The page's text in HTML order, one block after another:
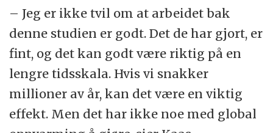
– Jeg er ikke tvil om at arbeidet bak
denne studien er godt. Det de har gjort, er
fint, og det kan godt være riktig på en
lengre tidsskala. Hvis vi snakker
millioner av år, kan det være en viktig
effekt. Men det har ikke noe med global